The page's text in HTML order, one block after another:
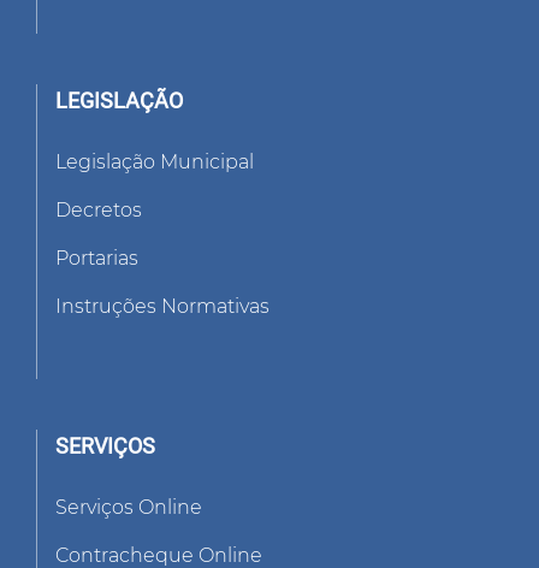
LEGISLAÇÃO
Legislação Municipal
Decretos
Portarias
Instruções Normativas
SERVIÇOS
Serviços Online
Contracheque Online